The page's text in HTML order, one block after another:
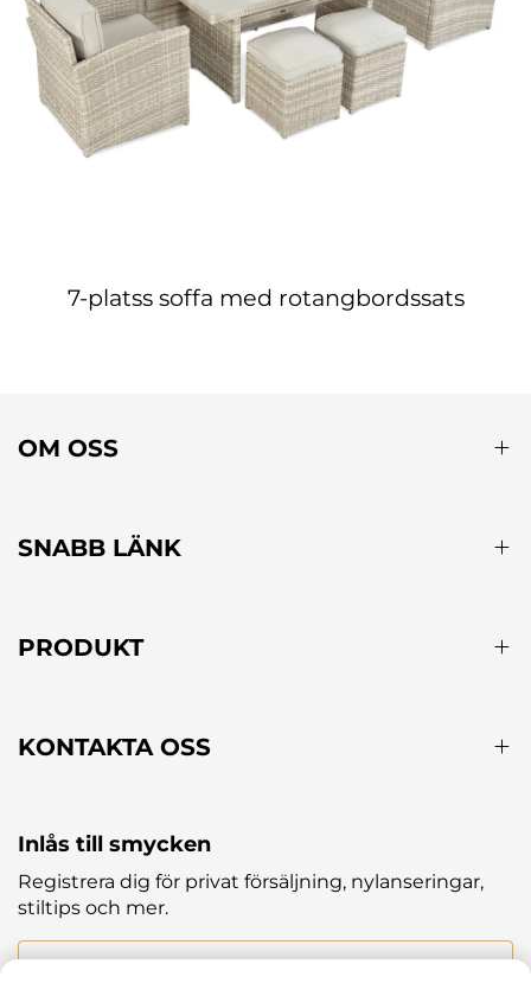
7-platss soffa med rotangbordssats
OM OSS
SNABB LÄNK
PRODUKT
KONTAKTA OSS
Inlås till smycken
Registrera dig för privat försäljning, nylanseringar,
stiltips och mer.
Din e-post